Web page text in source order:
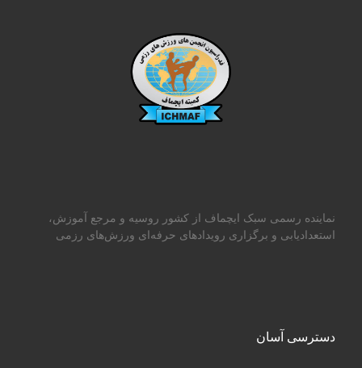
نماینده رسمی سبک ایچماف از کشور روسیه و مرجع آموزش،
استعدادیابی و برگزاری رویدادهای حرفه‌ای ورزش‌های رزمی
دسترسی آسان